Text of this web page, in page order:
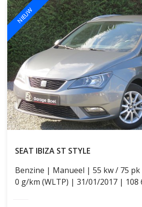
BLOG
CONTACT
NIEUW
SEAT IBIZA ST STYLE
Benzine
Manueel
55 kw / 75 pk
0 g/km (WLTP)
31/01/2017 108